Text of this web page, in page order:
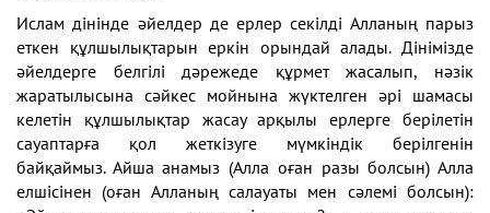
Ислам дінінде әйелдер деерлер секілді Алланың парыз
еткен құлшылықтарын еркін орындайалады. Дінімізде
әйелдерге белгілі дәрежеде құрметжасалып, нәзік
жаратылысына сәйкес мойнына жүктелген әрі шамасы
келетін құлшылықтар жасау арқылыерлерге берілетін
сауаптарға қол жеткізуге мүмкіндік берілгенін
байқаймыз. Айша анамыз (Алла оған разы болсын) Алла
елшісінен (оған Алланың салауаты мен сәлемі болсын):